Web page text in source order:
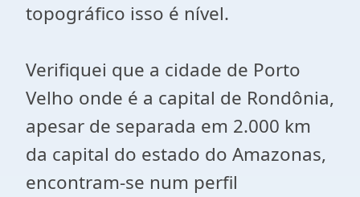
topográfico isso é nível.
Verifiquei que a cidade de Porto
Velho onde é a capital de Rondônia,
apesar de separada em 2.000 km
da capital do estado do Amazonas,
encontram-se num perfil